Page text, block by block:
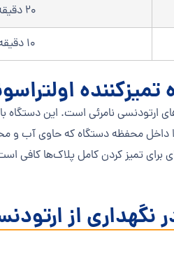
20 دقیقه
10 دقیقه
تمیزکننده
ارتودنسی نامرئی است. این
برای تمیز کردن کامل پلاک‌ها کافی
نگهداری از